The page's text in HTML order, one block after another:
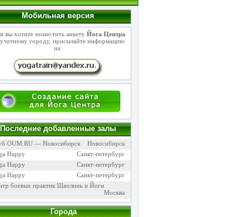
Мобильная версия
вы хотите поместить анкету Йога Центра
городу, присылайте информацию
на:
Последние добавленные залы
OUM.RU — Новосибирск
Новосибирск
Happy
Санкт-петербург
Happy
Санкт-петербург
Happy
Санкт-петербург
боевых практик Шаолинь и Йоги
Москва
Города